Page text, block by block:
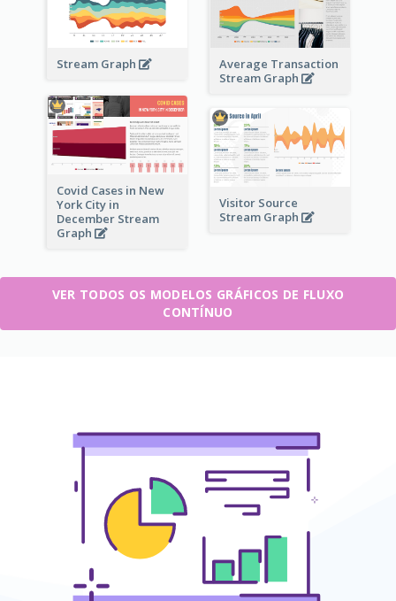
Stream Graph
Average Transaction
Stream Graph
Covid Cases in New
York City in
December Stream
Graph
Visitor Source
Stream Graph
VER TODOS OS MODELOS GRÁFICOS DE FLUXO
CONTÍNUO